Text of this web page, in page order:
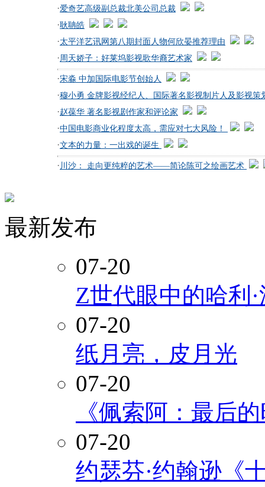
·爱奇艺高级副总裁北美公司总裁
·耿聃皓
·太平洋艺讯网第八期封面人物何欣晏推荐理由
·周天娇子：好莱坞影视歌华裔艺术家
·宋淼 中加国际电影节创始人
·穆小勇 金牌影视经纪人、国际著名影视制片人及影视策
·赵葆华 著名影视剧作家和评论家
·中国电影商业化程度太高，需应对七大风险！
·文本的力量：一出戏的诞生
· 川沙： 走向更纯粹的艺术——简论陈可之绘画艺术
最新发布
07-20
Z世代眼中的哈利
07-20
纸月亮，皮月光
07-20
《佩索阿：最后
07-20
约瑟芬·约翰逊《